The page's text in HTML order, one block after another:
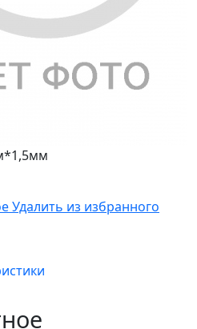
Удалить из избранного